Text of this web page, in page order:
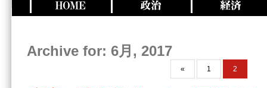
Archive for: 6月, 2017
« 1 2